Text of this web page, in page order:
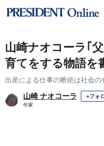
山崎ナオコーラ｢
育てをする物語を
出産による仕事の断絶は社会の
山崎 ナオコーラ +フォ
作家